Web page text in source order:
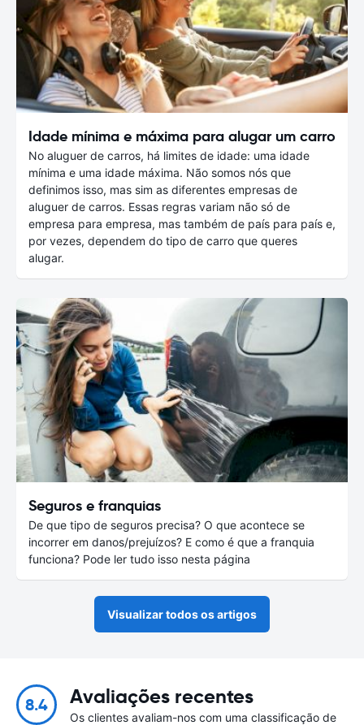
Idade mínima e máxima para alugar um carro
No aluguer de carros, há limites de idade: uma idade
mínima e uma idade máxima. Não somos nós que
definimos isso, mas sim as diferentes empresas de
aluguer de carros. Essas regras variam não só de
empresa para empresa, mas também de país para país e,
por vezes, dependem do tipo de carro que queres
alugar.
Seguros e franquias
De que tipo de seguros precisa? O que acontece se
incorrer em danos/prejuízos? E como é que a franquia
funciona? Pode ler tudo isso nesta página
Visualizar todos os artigos
8.4 Avaliações recentes
Os clientes avaliam-nos com uma classificação de